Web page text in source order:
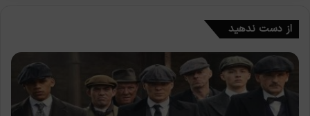
از دست ندهید